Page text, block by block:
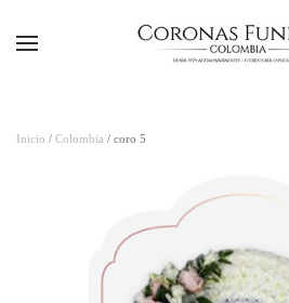
Ir al contenido principal
Inicio / Colombia / coro 5